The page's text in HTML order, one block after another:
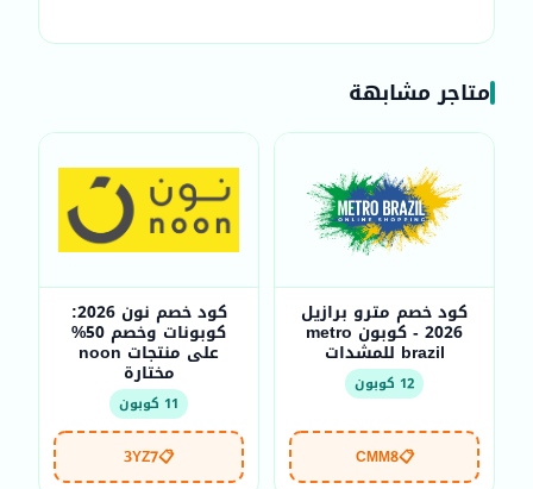
متاجر مشابهة
كود خصم مترو برازيل
2026 - كوبون metro
brazil للمشدات
12 كوبون
📋
CMM8
كود خصم نون 2026:
كوبونات وخصم 50%
على منتجات noon
مختارة
11 كوبون
📋
3YZ7